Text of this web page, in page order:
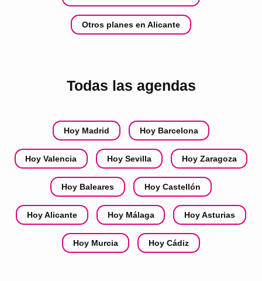
Otros planes en Alicante
Todas las agendas
Hoy Madrid Hoy Barcelona
Hoy Valencia Hoy Sevilla Hoy Zaragoza
Hoy Baleares Hoy Castellón
Hoy Alicante Hoy Málaga Hoy Asturias
Hoy Murcia Hoy Cádiz